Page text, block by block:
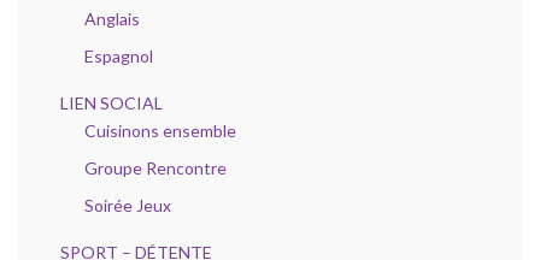
Anglais
Espagnol
LIEN SOCIAL
Cuisinons ensemble
Groupe Rencontre
Soirée Jeux
SPORT – DÉTENTE